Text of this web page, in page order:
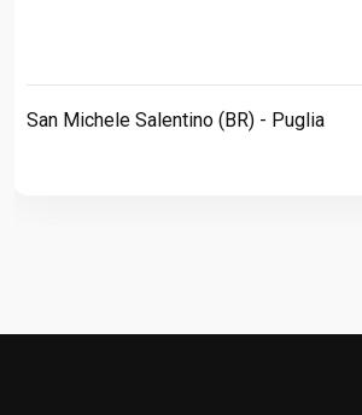
San Michele Salentino (BR) - Puglia